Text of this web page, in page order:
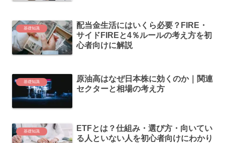
基礎知識
配当金生活にはいくら必要？FIRE・
サイドFIREと4％ルールの考え方を初
心者向けに解説
基礎知識
原油高はなぜ日本株に効くのか｜関連
セクターと相場の考え方
基礎知識
ETFとは？仕組み・選び方・向いてい
る人といない人を初心者向けにわかり